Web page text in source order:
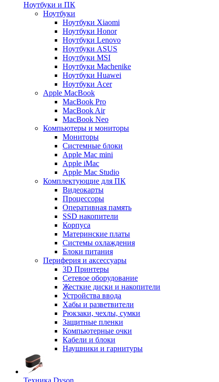
Ноутбуки и ПК
Ноутбуки
Ноутбуки Xiaomi
Ноутбуки Honor
Ноутбуки Lenovo
Ноутбуки ASUS
Ноутбуки MSI
Ноутбуки Machenike
Ноутбуки Huawei
Ноутбуки Acer
Apple MacBook
MacBook Pro
MacBook Air
MacBook Neo
Компьютеры и мониторы
Мониторы
Системные блоки
Apple Mac mini
Apple iMac
Apple Mac Studio
Комплектующие для ПК
Видеокарты
Процессоры
Оперативная память
SSD накопители
Корпуса
Материнские платы
Системы охлаждения
Блоки питания
Периферия и аксессуары
3D Принтеры
Сетевое оборудование
Жесткие диски и накопители
Устройства ввода
Хабы и разветвители
Рюкзаки, чехлы, сумки
Защитные пленки
Компьютерные очки
Кабели и блоки
Наушники и гарнитуры
Техника Dyson